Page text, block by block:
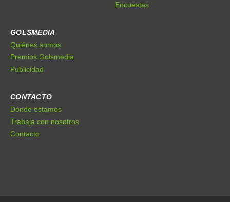
Encuestas
GOLSMEDIA
Quiénes somos
Premios Golsmedia
Publicidad
CONTACTO
Dónde estamos
Trabaja con nosotros
Contacto